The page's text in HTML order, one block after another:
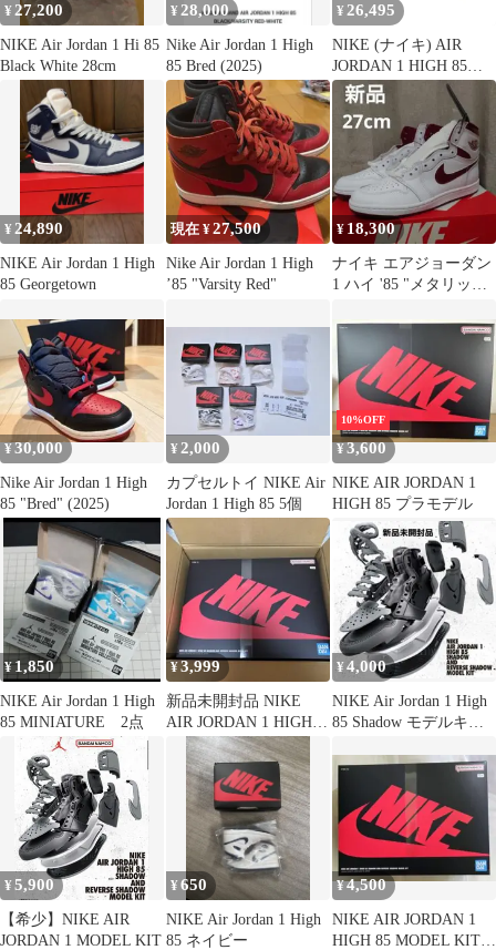
¥ 27,200
NIKE Air Jordan 1 Hi 85
Black White 28cm
¥ 28,000
Nike Air Jordan 1 High
85 Bred (2025)
¥ 26,495
NIKE (ナイキ) AIR
JORDAN 1 HIGH 85
NEUTRAL GREY
BQ4422-100 エアジョー
ダン1 ハイ 85 ニュート
ラルグレー ハイカット
スニーカー グレー
US9/27cm BQ4422-100
¥24,890
NIKE Air Jordan 1 High
85 Georgetown
現在 ¥27,500
Nike Air Jordan 1 High
’85 "Varsity Red"
¥ 18,300
ナイキ エアジョーダン
1 ハイ '85 "メタリック
¥30,000
Nike Air Jordan 1 High
85 "Bred" (2025)
¥ 2,000
カプセルトイ NIKE Air
Jordan 1 High 85 5個
10%OFF
¥3,600
NIKE AIR JORDAN 1
HIGH 85 プラモデル
¥ 1,850
NIKE Air Jordan 1 High
85 MINIATURE 2点
¥3,999
新品未開封品 NIKE
AIR JORDAN 1 HIGH
'85 プラモデル
¥4,000
NIKE Air Jordan 1 High
85 Shadow モデルキッ
¥5,900
【希少】NIKE AIR
JORDAN 1 MODEL KIT
¥650
NIKE Air Jordan 1 High
85 ネイビー
¥ 4,500
NIKE AIR JORDAN 1
HIGH 85 MODEL KITプ